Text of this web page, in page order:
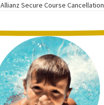
Allianz Secure Course Cancellation